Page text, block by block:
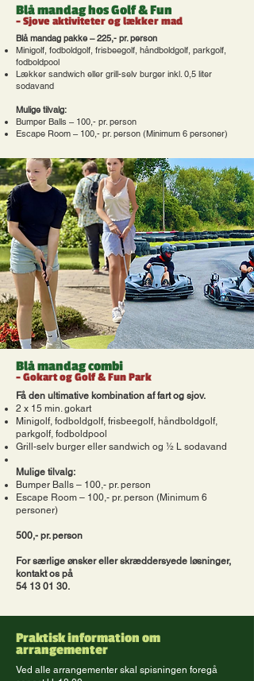
Blå mandag hos Golf & Fun
- Sjove aktiviteter og lækker mad
Blå mandag pakke – 225,- pr. person
Minigolf, fodboldgolf, frisbeegolf, håndboldgolf, parkgolf,
fodboldpool
Lækker sandwich eller grill-selv burger inkl. 0,5 liter
sodavand
Mulige tilvalg:
Bumper Balls – 100,- pr. person
Escape Room – 100,- pr. person (Minimum 6 personer)
Blå mandag combi
- Gokart og Golf & Fun Park
Få den ultimative kombination af fart og sjov.
2 x 15 min. gokart
Minigolf, fodboldgolf, frisbeegolf, håndboldgolf,
parkgolf, fodboldpool
Grill-selv burger eller sandwich og ½ L sodavand
Mulige tilvalg:
Bumper Balls – 100,- pr. person
Escape Room – 100,- pr. person (Minimum 6
personer)
500,- pr. person
For særlige ønsker eller skræddersyede løsninger,
kontakt os på
54 13 01 30.
Praktisk information om
arrangementer
Ved alle arrangementer skal spisningen foregå